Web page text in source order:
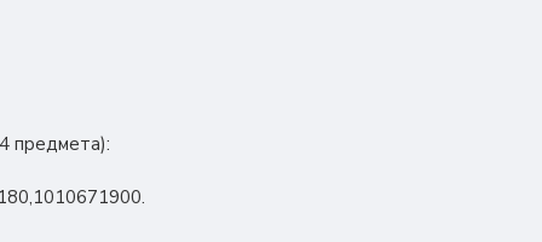
предмета):